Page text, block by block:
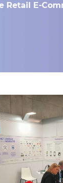
Retail E-